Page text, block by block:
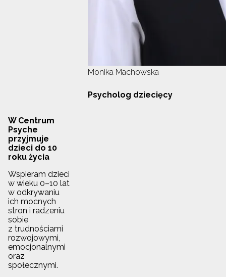
Monika Machowska
Psycholog dziecięcy
W Centrum
Psyche
przyjmuje
dzieci do 10
roku życia
Wspieram dzieci
w wieku 0–10 lat
w odkrywaniu
ich mocnych
stron i radzeniu
sobie
z trudnościami
rozwojowymi,
emocjonalnymi
oraz
społecznymi.